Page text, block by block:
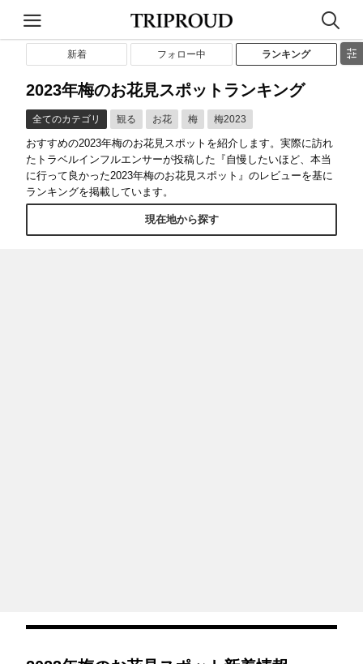
新着 フォロー中 ランキング
2023年梅のお花見スポットランキング
全てのカテゴリ 観る お花 梅 梅2023
おすすめの2023年梅のお花見スポットを紹介します。実際に訪れ
たトラベルインフルエンサーが投稿した『自慢したいほど、本当
に行って良かった2023年梅のお花見スポット』のレビューを基に
ランキングを掲載しています。
現在地から探す